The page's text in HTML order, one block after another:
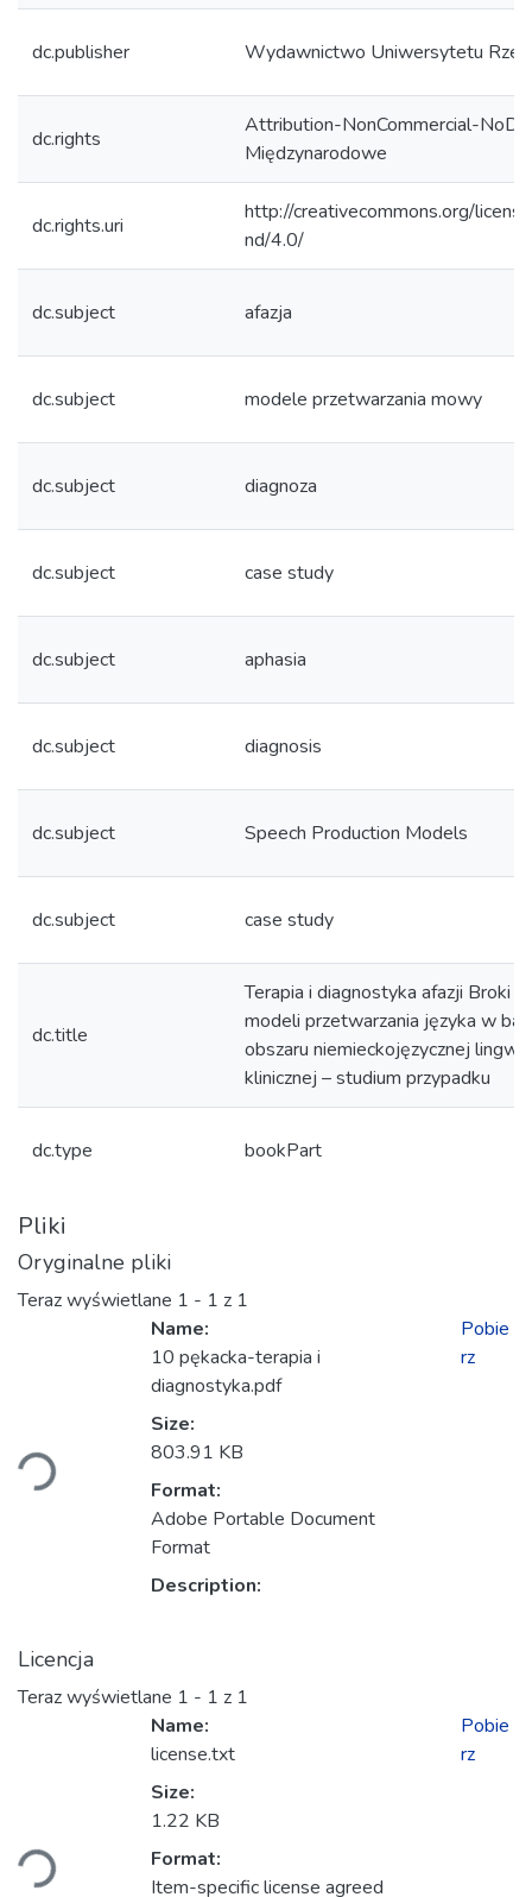
dc.publisher Wydawnictwo Uniwersytetu
dc.rights
Attribution-NonCommercial-
Międzynarodowe
dc.rights.uri
http://creativecommons.org/
nd/4.0/
dc.subject afazja
dc.subject modele przetwarzania mowy
dc.subject diagnoza
dc.subject case study
dc.subject aphasia
dc.subject diagnosis
dc.subject Speech Production Models
dc.subject case study
dc.title
Terapia i diagnostyka afazji Broki
modeli przetwarzania języka w
obszaru niemieckojęzycznej
klinicznej – studium przypadku
dc.type bookPart
Pliki
Oryginalne pliki
Teraz wyświetlane 1 - 1 z 1
Ładowanie...
Name:
10 pękacka-terapia i
diagnostyka.pdf
Size:
803.91 KB
Format:
Adobe Portable Document
Format
Description:
Pobie
rz
Licencja
Teraz wyświetlane 1 - 1 z 1
Ładowanie...
Name:
license.txt
Size:
1.22 KB
Format:
Item-specific license agreed
Pobie
rz